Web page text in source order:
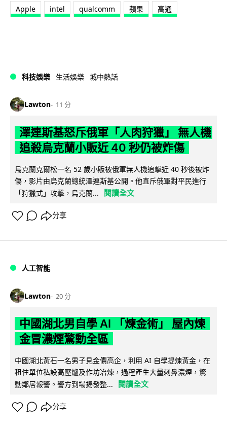
Apple intel qualcomm 蘋果 高通
科技娛樂 生活娛樂 城中熱話
Lawton 11 分
澤連斯基怒斥俄軍「人肉狩獵」 無人機
追殺烏克蘭小販近 40 秒仍被炸傷
烏克蘭克爾松一名 52 歲小販被俄軍無人機追擊近 40 秒後被炸
傷，影片由烏克蘭總統澤連斯基公開。他直斥俄軍對平民進行
「狩獵式」攻擊，烏克蘭...
閱讀全文
分享
人工智能
Lawton 20 分
中國湖北男自學 AI 「煉金術」 屋內煉
金冒濃煙驚動全區
中國湖北黃石一名男子見金價高企，利用 AI 自學提煉黃金，在
租住單位私設高壓爐及作坊冶煉，過程產生大量刺鼻濃煙，驚
動鄰居報警。警方到場揭發整...
閱讀全文
分享